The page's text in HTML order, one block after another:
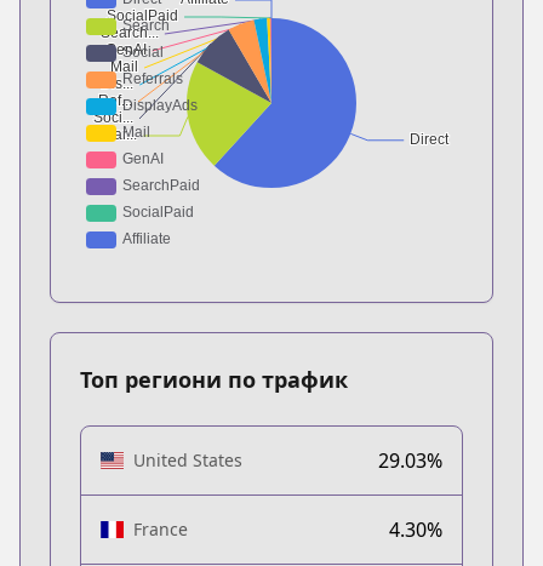
Топ региони по трафик
United States 29.03%
France 4.30%